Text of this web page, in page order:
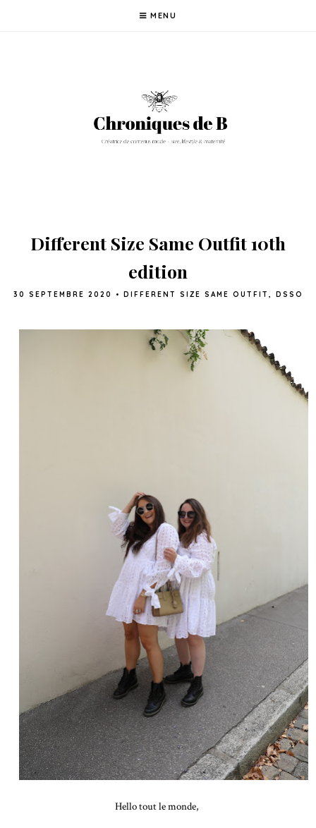
MENU
Different Size Same Outfit 10th
edition
30 SEPTEMBRE 2020 • DIFFERENT SIZE SAME OUTFIT , DSSO
Hello tout le monde,